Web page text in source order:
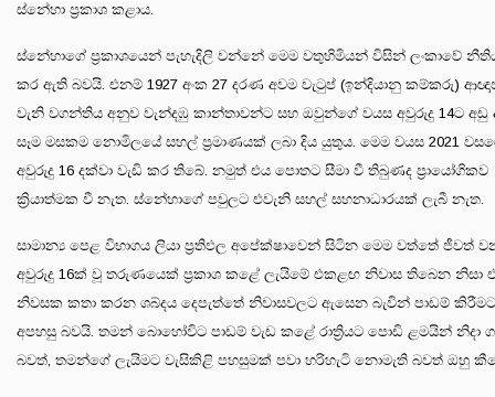
ස්නේහා ප්‍රකාශ කළාය.
ස්නේහාගේ ප්‍රකාශයෙන් පැහැදිලි වන්නේ මෙම වතුහිමියන් විසින් ලංකාවේ
කර ඇති බවයි. එනම් 1927 අංක 27 දරණ අවම වැටුප් (ඉන්දියානු කම්කරු)
වැනි වගන්තිය අනුව වැන්දඹු කාන්තාවන්ට සහ ඔවුන්ගේ වයස අවුරුදු 14ට අඩු
සෑම මසකම නොමිලයේ සහල් ප්‍රමාණයක් ලබා දිය යුතුය. මෙම වයස 2021
අවුරුදු 16 දක්වා වැඩි කර තිබේ. නමුත් එය පොතට සීමා වී තිබුණද ප්‍රායෝගිකව
ක්‍රියාත්මක වී නැත. ස්නේහාගේ පවුලට එවැනි සහල් සහනාධාරයක් ලැබී නැත.
සාමාන්‍ය පෙළ විභාගය ලියා ප්‍රතිඵල අපේක්ෂාවෙන් සිටින මෙම වත්තේ ජීවත්
අවුරුදු 16ක් වූ තරුණයෙක් ප්‍රකාශ කළේ ලැයිමේ එකළඟ නිවාස තිබෙන නිසා
නිවසක කතා කරන ශබ්දය දෙපැත්තේ නිවාසවලට ඇසෙන බැවින් පාඩම් කිරීමට
අපහසු බවයි. තමන් බොහෝවිට පාඩම් වැඩ කළේ රාත්‍රියට පොඩි ළමයින් නිදා
බවත්, තමන්ගේ ලැයිමට වැසිකිළි පහසුමක් පවා හරිහැටි නොමැති බවත් ඔහු